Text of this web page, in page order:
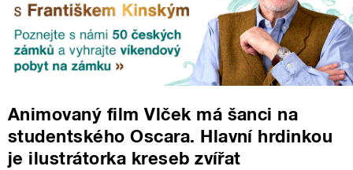
Animovaný film Vlček má šanci na
studentského Oscara. Hlavní hrdinkou
je ilustrátorka kreseb zvířat